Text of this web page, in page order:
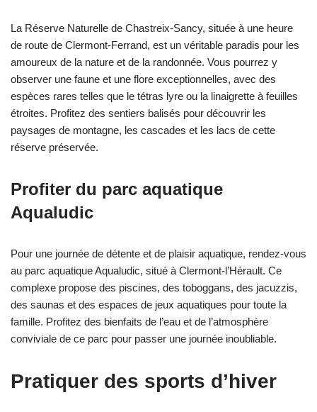
La Réserve Naturelle de Chastreix-Sancy, située à une heure
de route de Clermont-Ferrand, est un véritable paradis pour les
amoureux de la nature et de la randonnée. Vous pourrez y
observer une faune et une flore exceptionnelles, avec des
espèces rares telles que le tétras lyre ou la linaigrette à feuilles
étroites. Profitez des sentiers balisés pour découvrir les
paysages de montagne, les cascades et les lacs de cette
réserve préservée.
Profiter du parc aquatique
Aqualudic
Pour une journée de détente et de plaisir aquatique, rendez-vous
au parc aquatique Aqualudic, situé à Clermont-l’Hérault. Ce
complexe propose des piscines, des toboggans, des jacuzzis,
des saunas et des espaces de jeux aquatiques pour toute la
famille. Profitez des bienfaits de l’eau et de l’atmosphère
conviviale de ce parc pour passer une journée inoubliable.
Pratiquer des sports d’hiver